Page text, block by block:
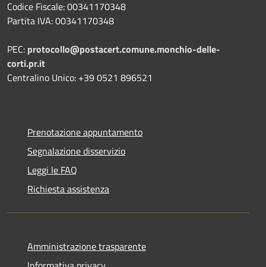
Codice Fiscale: 00341170348
Partita IVA: 00341170348
PEC: protocollo@postacert.comune.monchio-delle-
corti.pr.it
Centralino Unico: +39 0521 896521
Prenotazione appuntamento
Segnalazione disservizio
Leggi le FAQ
Richiesta assistenza
Amministrazione trasparente